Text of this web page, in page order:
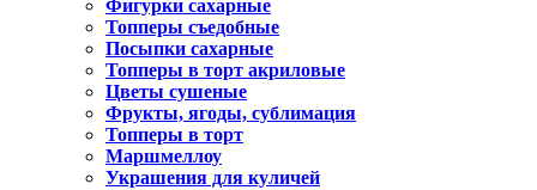
Фигурки сахарные
Топперы съедобные
Посыпки сахарные
Топперы в торт акриловые
Цветы сушеные
Фрукты, ягоды, сублимация
Топперы в торт
Маршмеллоу
Украшения для куличей